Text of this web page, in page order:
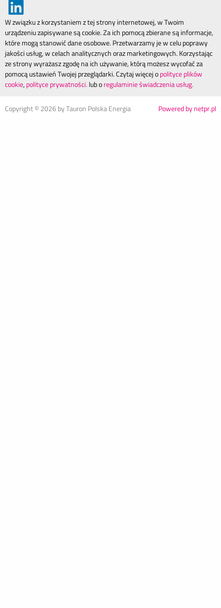
W związku z korzystaniem z tej strony internetowej, w Twoim
urządzeniu zapisywane są cookie. Za ich pomocą zbierane są informacje,
które mogą stanowić dane osobowe. Przetwarzamy je w celu poprawy
jakości usług, w celach analitycznych oraz marketingowych. Korzystając
ze strony wyrażasz zgodę na ich używanie, którą możesz wycofać za
pomocą ustawień Twojej przeglądarki. Czytaj więcej opolityce plików
cookie,polityce prywatności. lub oregulaminie świadczenia usług.
Copyright © 2026 by Tauron Polska Energia Powered by netpr.pl